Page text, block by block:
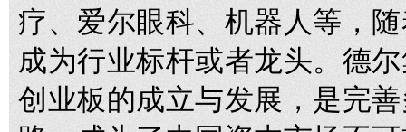
疗、爱尔眼科、机器人等，
成为行业标杆或者龙头。德
创业板的成立与发展，是完